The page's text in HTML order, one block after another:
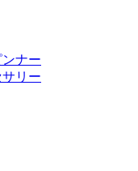
ナー
リー